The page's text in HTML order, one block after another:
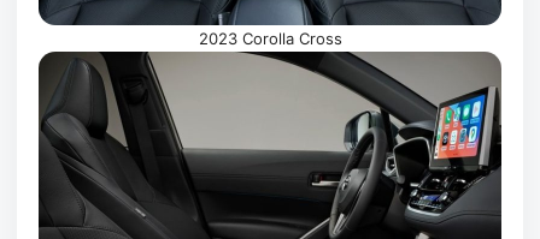
2023 Corolla Cross